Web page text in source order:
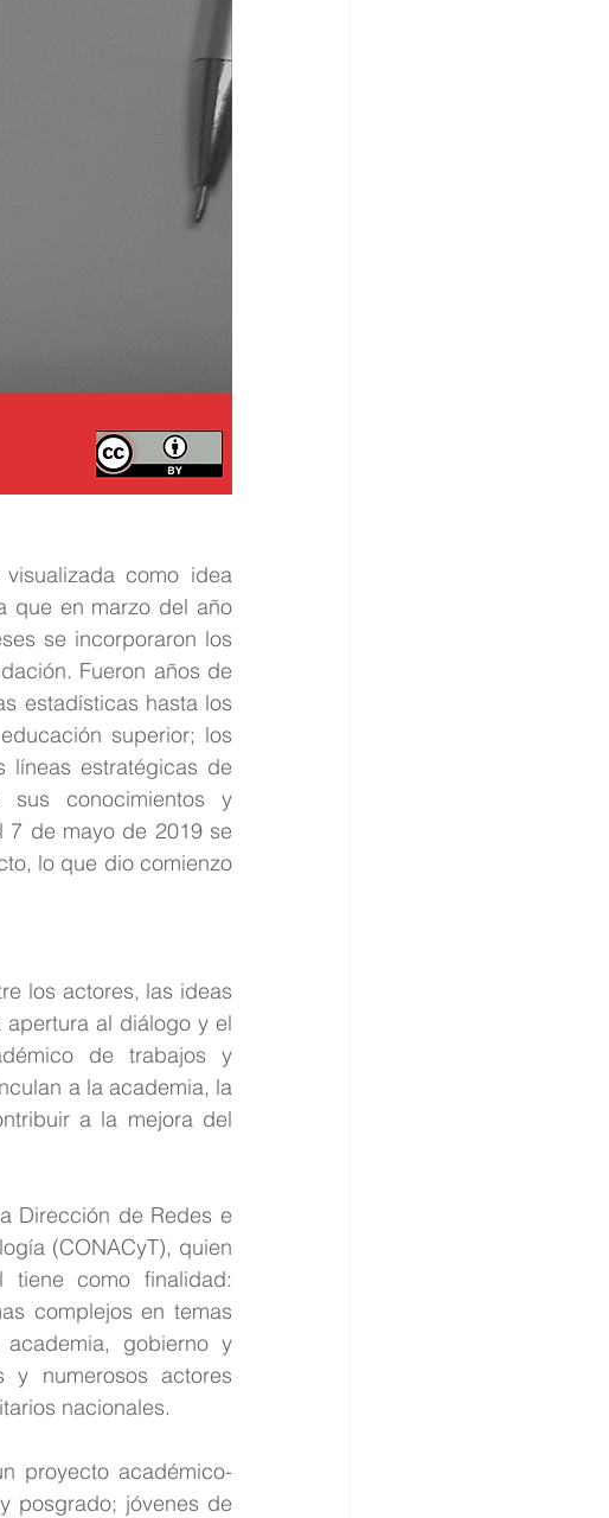
como idea
que en marzo del año
se incorporaron los
Fueron años de
estadísticas hasta los
superior; los
líneas estratégicas de
conocimientos y
7 de mayo de 2019 se
lo que dio comienzo
los actores, las ideas
al diálogo y el
de trabajos y
a la academia, la
a la mejora del
Dirección de Redes e
(CONACyT), quien
tiene como finalidad:
complejos en temas
gobierno y
y numerosos actores
nacionales.
proyecto académico-
posgrado; jóvenes de